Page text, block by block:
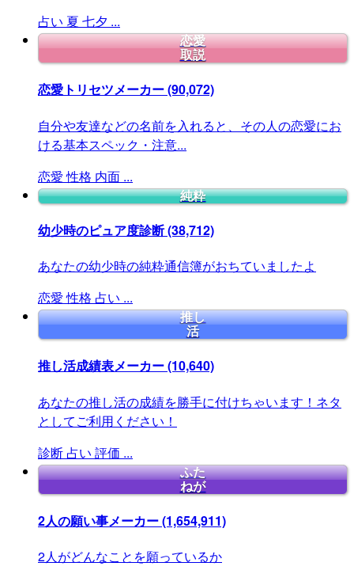
占い 夏 七夕 ...
恋愛
取説
恋愛トリセツメーカー(90,072)
自分や友達などの名前を入れると、その人の恋愛にお
ける基本スペック・注意...
恋愛 性格 内面 ...
純粋
幼少時のピュア度診断(38,712)
あなたの幼少時の純粋通信簿がおちていましたよ
恋愛 性格 占い ...
推し
活
推し活成績表メーカー(10,640)
あなたの推し活の成績を勝手に付けちゃいます！ネタ
としてご利用ください！
診断 占い 評価 ...
ふた
ねが
2人の願い事メーカー(1,654,911)
2人がどんなことを願っているか